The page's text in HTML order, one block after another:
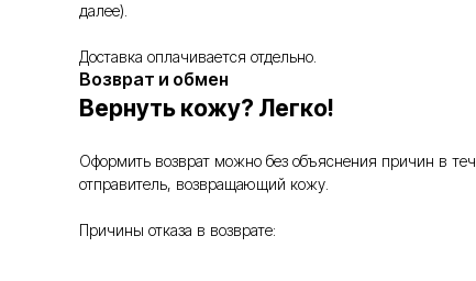
далее).
Доставка оплачивается отдельно.
Возврат и обмен
Вернуть кожу? Легко!
Оформить возврат можно без объяснения причин в
отправитель, возвращающий кожу.
Причины отказа в возврате: